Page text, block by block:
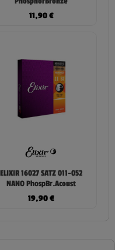
11,90€
ELIXIR 16027 SATZ 011-052
NANO PhospBr.Acoust
19,90€